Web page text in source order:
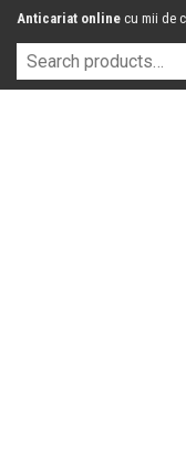
Anticariat online cu mii de